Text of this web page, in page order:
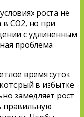
роста не
CO2, но при
с удлиненным
проблема
время суток
в избытке
замедляет рост
правильную